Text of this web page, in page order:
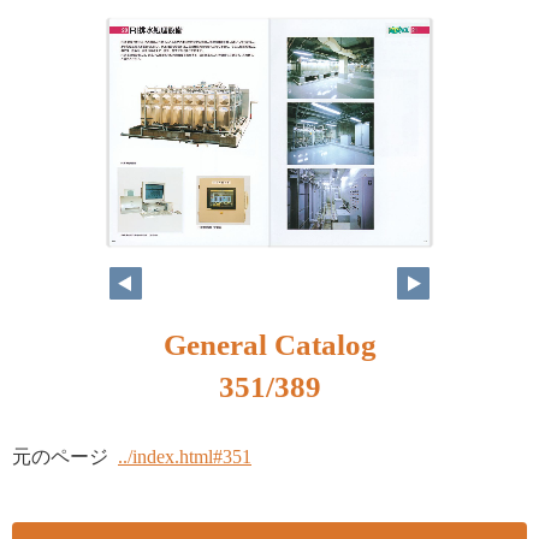
334 335
General Catalog
351/389
元のページ ../index.html#351